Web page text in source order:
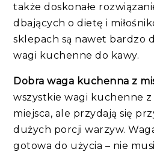
także doskonałe
dbających o dietę i
sklepach są nawet bardzo
wagi kuchenne do kawy.
Dobra waga kuchenna z
wszystkie wagi kuchenne z
miejsca, ale przydają się
dużych porcji warzyw.
gotowa do użycia – nie